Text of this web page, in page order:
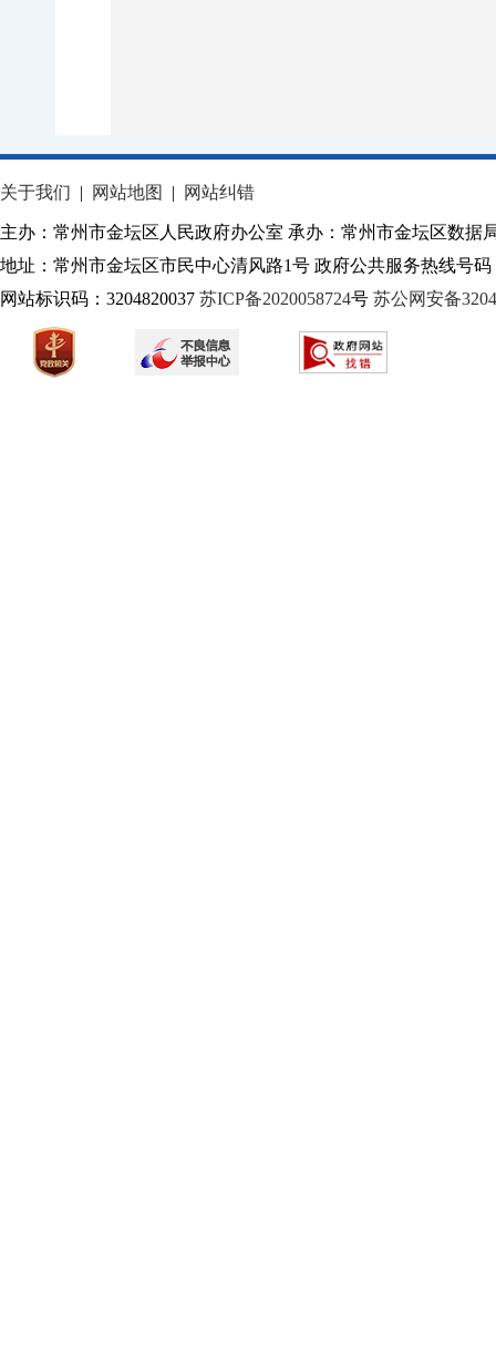
关于我们 | 网站地图 | 网站纠错
主办：常州市金坛区人民政府办公室 承办：常州市金坛区数据
地址：常州市金坛区市民中心清风路1号 政府公共服务热线号码
网站标识码：3204820037 苏ICP备2020058724号 苏公网安备